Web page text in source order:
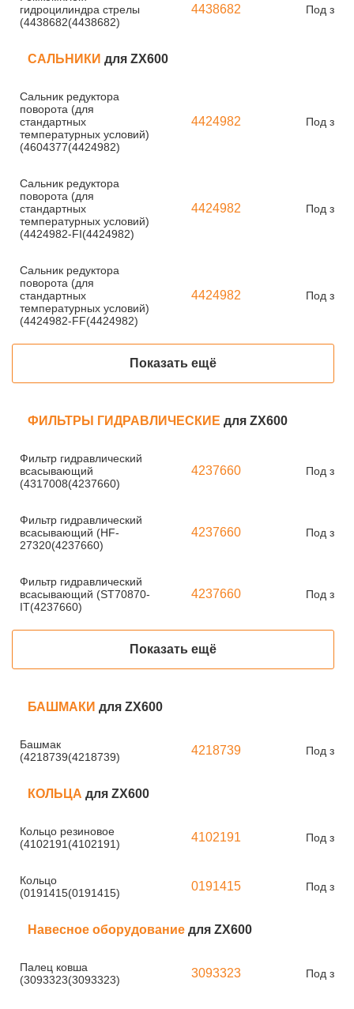
гидроцилиндра стрелы
(4438682(4438682)
4438682 Под
САЛЬНИКИ для ZX600
Сальник редуктора
поворота (для
стандартных
температурных условий)
(4604377(4424982)
4424982 Под
Сальник редуктора
поворота (для
стандартных
температурных условий)
(4424982-FI(4424982)
4424982 Под
Сальник редуктора
поворота (для
стандартных
температурных условий)
(4424982-FF(4424982)
4424982 Под
Показать ещё
ФИЛЬТРЫ ГИДРАВЛИЧЕСКИЕ для ZX600
Фильтр гидравлический
всасывающий
(4317008(4237660)
4237660 Под
Фильтр гидравлический
всасывающий (HF-
27320(4237660)
4237660 Под
Фильтр гидравлический
всасывающий (ST70870-
IT(4237660)
4237660 Под
Показать ещё
БАШМАКИ для ZX600
Башмак
(4218739(4218739)
4218739 Под
КОЛЬЦА для ZX600
Кольцо резиновое
(4102191(4102191)
4102191 Под
Кольцо
(0191415(0191415)
0191415 Под
Навесное оборудование для ZX600
Палец ковша
(3093323(3093323)
3093323 Под